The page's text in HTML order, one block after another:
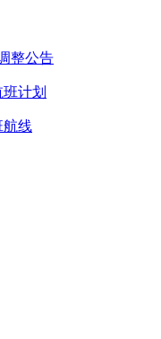
整公告
计划
航线